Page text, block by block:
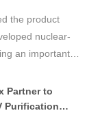
the product
nuclear-
an important
applications.
Partner to
Purification